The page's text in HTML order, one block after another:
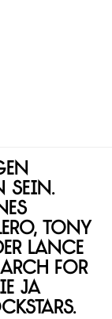
sein.
Tony
Lance
for
ja